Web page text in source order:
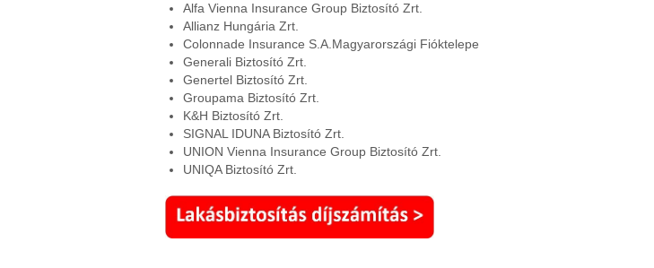
Alfa Vienna Insurance Group Biztosító Zrt.
Allianz Hungária Zrt.
Colonnade Insurance S.A.Magyarországi Fióktelepe
Generali Biztosító Zrt.
Genertel Biztosító Zrt.
Groupama Biztosító Zrt.
K&H Biztosító Zrt.
SIGNAL IDUNA Biztosító Zrt.
UNION Vienna Insurance Group Biztosító Zrt.
UNIQA Biztosító Zrt.